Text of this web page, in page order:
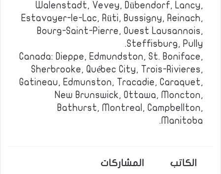
Walenstadt, Vevey, Dübendorf, Lancy,
Estavayer-le-Lac, Rüti, Bussigny, Reinach,
Bourg-Saint-Pierre, Ouest Lausannois,
Steffisburg, Pully.
Canada: Dieppe, Edmundston, St. Boniface,
Sherbrooke, Québec City, Trois-Rivieres,
Gatineau, Edmunston, Tracadie, Caraquet,
New Brunswick, Ottawa, Moncton,
Bathurst, Montreal, Campbellton,
Manitoba.
الكاتب المشاركات